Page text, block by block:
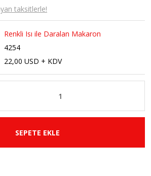
taksitlerle!
Renkli Isı ile Daralan Makaron
4254
22,00 USD + KDV
SEPETE EKLE